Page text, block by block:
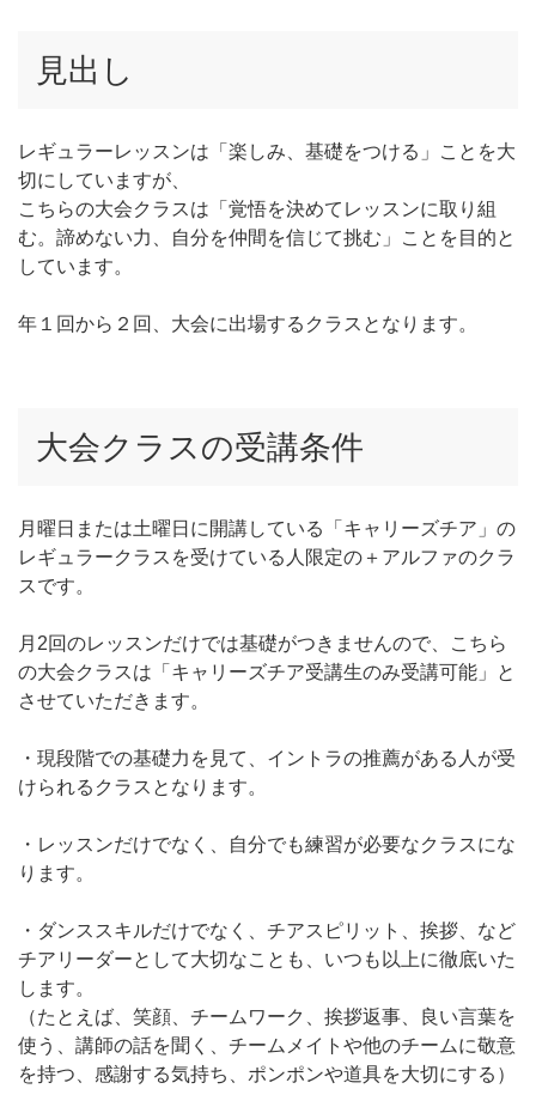
見出し
レギュラーレッスンは「楽しみ、基礎をつける」ことを大
切にしていますが、
こちらの大会クラスは「覚悟を決めてレッスンに取り組
む。諦めない力、自分を仲間を信じて挑む」ことを目的と
しています。
年１回から２回、大会に出場するクラスとなります。
大会クラスの受講条件
月曜日または土曜日に開講している「キャリーズチア」の
レギュラークラスを受けている人限定の＋アルファのクラ
スです。
月2回のレッスンだけでは基礎がつきませんので、こちら
の大会クラスは「キャリーズチア受講生のみ受講可能」と
させていただきます。
・現段階での基礎力を見て、イントラの推薦がある人が受
けられるクラスとなります。
・レッスンだけでなく、自分でも練習が必要なクラスにな
ります。
・ダンススキルだけでなく、チアスピリット、挨拶、など
チアリーダーとして大切なことも、いつも以上に徹底いた
します。
（たとえば、笑顔、チームワーク、挨拶返事、良い言葉を
使う、講師の話を聞く、チームメイトや他のチームに敬意
を持つ、感謝する気持ち、ポンポンや道具を大切にする）